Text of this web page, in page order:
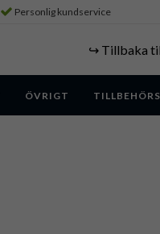
Personlig kundservice
↪️ Tillbaka
ÖVRIGT